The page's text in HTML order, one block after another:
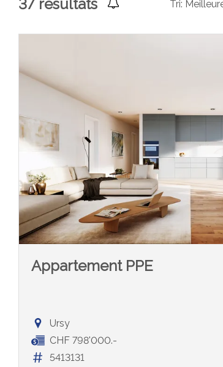
37résultats Tri:
Appartement PPE
Ursy
CHF 798'000.-
5413131